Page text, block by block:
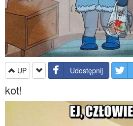
UP Udostępnij
kot!